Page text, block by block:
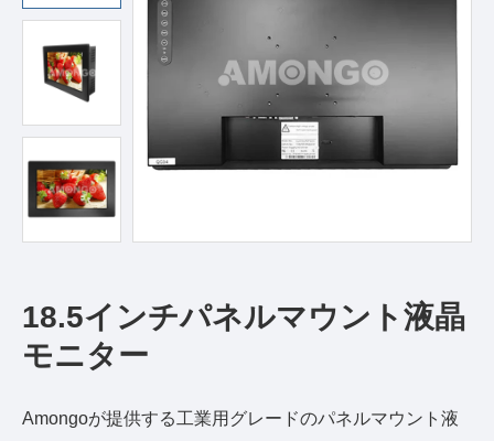
18.5インチパネルマウント液晶
モニター
Amongoが提供する工業用グレードのパネルマウント液